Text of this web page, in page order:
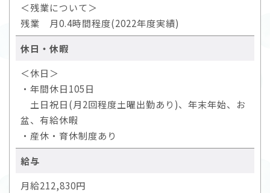
＜残業について＞
残業 月0.4時間程度(2022年度実績)
休日・休暇
＜休日＞
・年間休日105日
土日祝日(月2回程度土曜出勤あり)、年末年始、お
盆、有給休暇
・産休・育休制度あり
給与
月給212,830円